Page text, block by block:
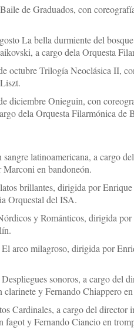
de Graduados, con
La bella durmiente del
a cargo dela Orquesta
octubre Trilogía Neoclásica II,
diciembre Onieguin, con
dela Orquesta Filarmónica de
latinoamericana, a cargo
en bandoneón.
brillantes, dirigida por
Orquestal del ISA.
y Románticos, dirigida
El arco milagroso, dirigida por
sonoros, a cargo del
clarinete y Fernando Chiappero
Cardinales, a cargo del director
fagot y Fernando Ciancio en